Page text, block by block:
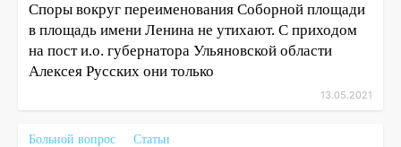
Споры вокруг переименования Соборной площади
в площадь имени Ленина не утихают. С приходом
на пост и.о. губернатора Ульяновской области
Алексея Русских они только
13.05.2021
Больной вопрос
Статьи